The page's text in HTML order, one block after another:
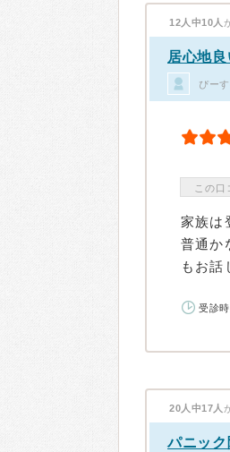
12人中10人
居心地
ぴー
この口
家族は
普通か
もお話
受診
20人中17人
パニッ